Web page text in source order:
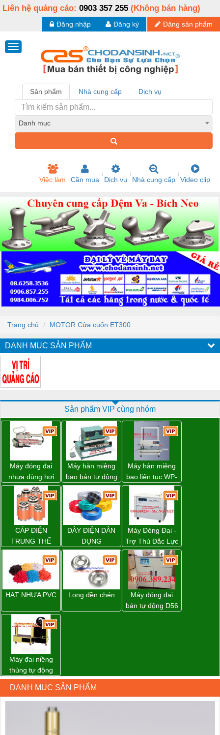
Liên hệ quảng cáo: 0903 357 255 (Không bán hàng)
Đăng sản phẩm
Đăng ký
Đăng nhập
Sản phẩm Nhà cung cấp Dịch vụ
Danh mục
Việc làm Cần mua Dịch vụ Nhà cung cấp Video clip
Trang chủ MOTOR Cửa cuốn ET300
DANH MỤC SẢN PHẨM
Sản phẩm VIP cùng nhóm
Máy đóng đai
nhựa dùng hơi
khí nén WP-20
Máy hàn miệng
bao bán tự động
nhập khẩu
Taiwan
Máy hàn miệng
bao liên tục WP-
1200V chính
hãng giá tốt
CÁP ĐIỆN
TRUNG THẾ
DÂY ĐIỆN DÂN
DỤNG
Máy Đóng Đai -
Trợ Thủ Đắc Lực
Cho Mọi Doanh
Nghiệp Trong
Khâu Đóng Gói
HẠT NHỰA PVC Long đền chén
Máy đóng đai
bán tự động D56
Máy đai niềng
thùng tự động
DBA-80A Đài
Loan giá rẻ
DANH MỤC SẢN PHẨM